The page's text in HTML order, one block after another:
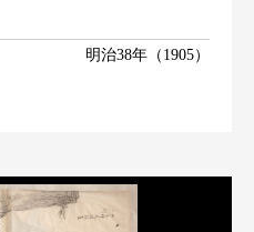
明治38年（1905）